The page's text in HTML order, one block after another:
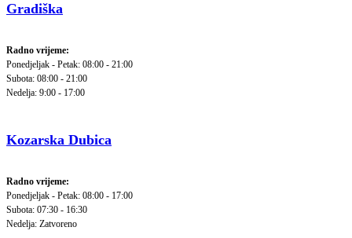
Gradiška
Radno vrijeme:
Ponedjeljak - Petak: 08:00 - 21:00
Subota: 08:00 - 21:00
Nedelja: 9:00 - 17:00
Kozarska Dubica
Radno vrijeme:
Ponedjeljak - Petak: 08:00 - 17:00
Subota: 07:30 - 16:30
Nedelja: Zatvoreno